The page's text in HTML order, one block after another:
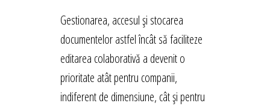
Gestionarea, accesul și stocarea
documentelor astfel încât să faciliteze
editarea colaborativă a devenit o
prioritate atât pentru companii,
indiferent de dimensiune, cât și pentru